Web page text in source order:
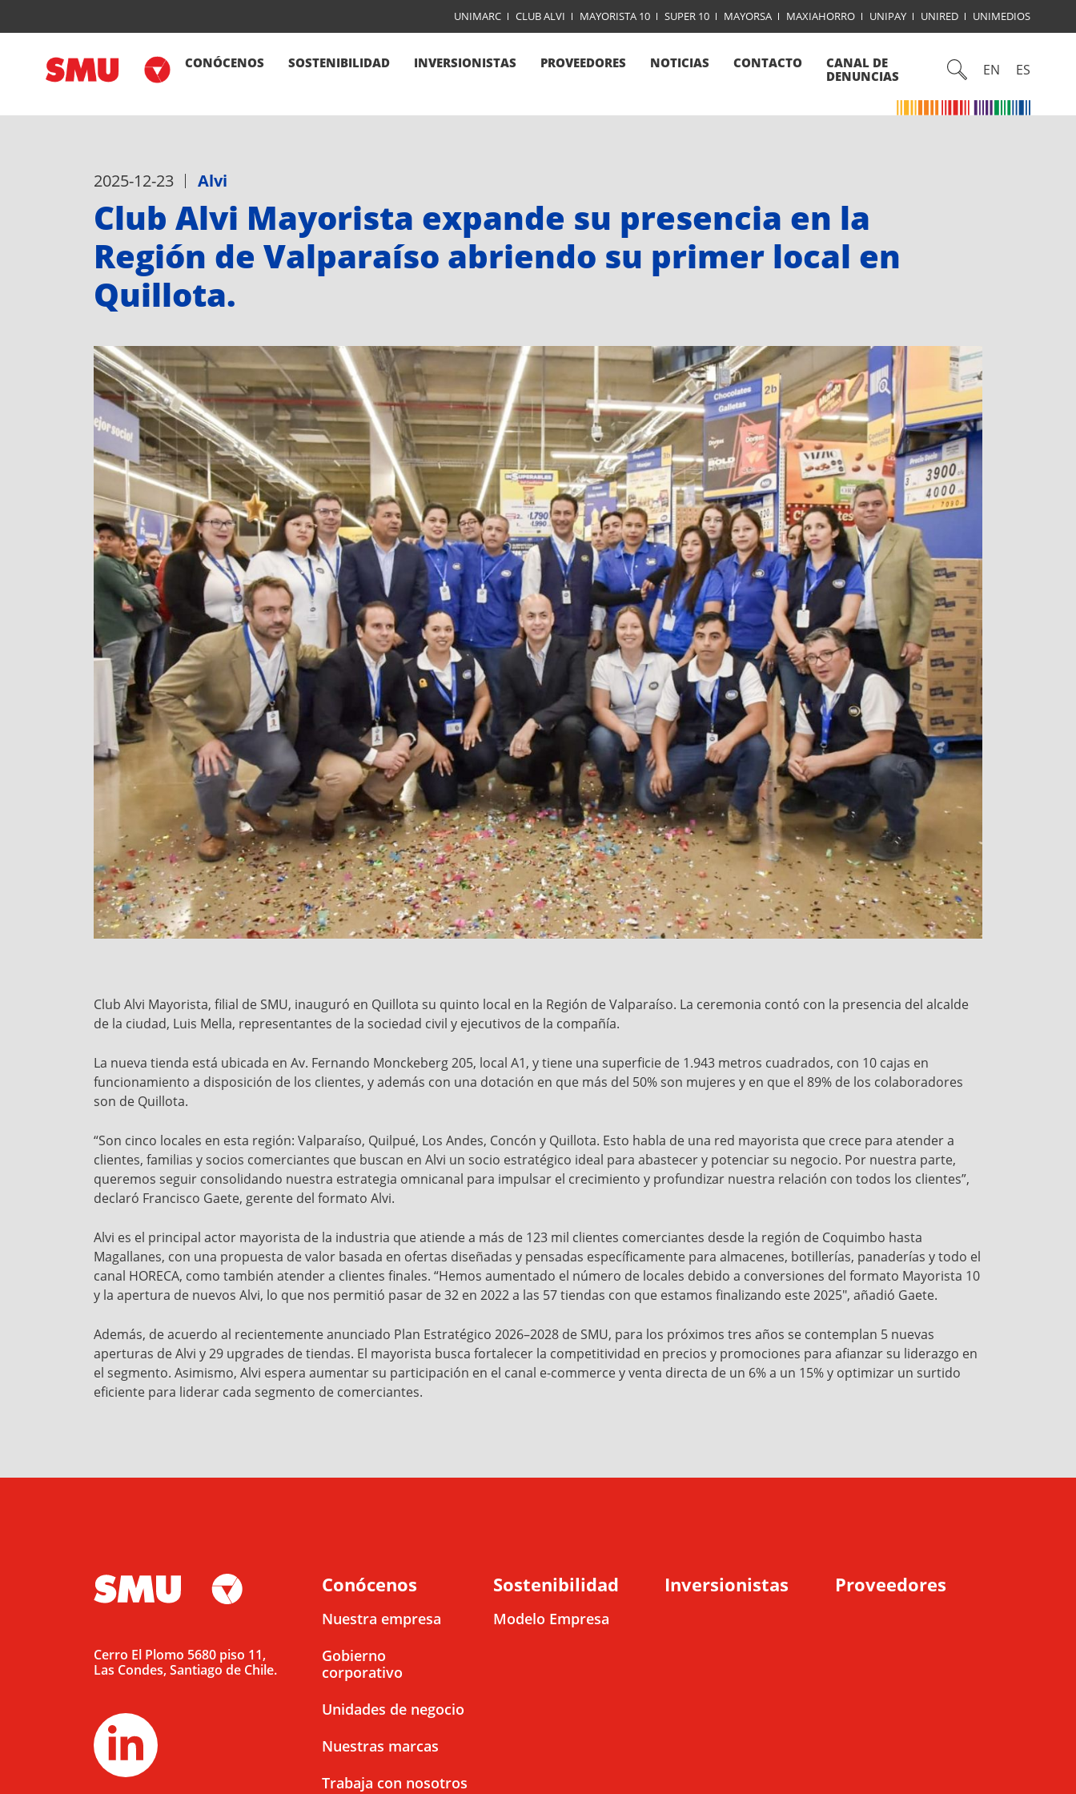
UNIMARC CLUB ALVI MAYORISTA 10 SUPER 10 MAYORSA MAXIAHORRO UNIPAY UNIRED UNIMEDIOS
CONÓCENOS SOSTENIBILIDAD INVERSIONISTAS PROVEEDORES NOTICIAS CONTACTO
CANAL DE
DENUNCIAS
EN ES
2025-12-23 Alvi
Club Alvi Mayorista expande su presencia en la
Región de Valparaíso abriendo su primer local en
Quillota.
Club Alvi Mayorista, filial de SMU, inauguró en Quillota su quinto local en la Región de Valparaíso. La ceremonia contó con la presencia del alcalde
de la ciudad, Luis Mella, representantes de la sociedad civil y ejecutivos de la compañía.
La nueva tienda está ubicada en Av. Fernando Monckeberg 205, local A1, y tiene una superficie de 1.943 metros cuadrados, con 10 cajas en
funcionamiento a disposición de los clientes, y además con una dotación en que más del 50% son mujeres y en que el 89% de los colaboradores
son de Quillota.
“Son cinco locales en esta región: Valparaíso, Quilpué, Los Andes, Concón y Quillota. Esto habla de una red mayorista que crece para atender a
clientes, familias y socios comerciantes que buscan en Alvi un socio estratégico ideal para abastecer y potenciar su negocio. Por nuestra parte,
queremos seguir consolidando nuestra estrategia omnicanal para impulsar el crecimiento y profundizar nuestra relación con todos los clientes”,
declaró Francisco Gaete, gerente del formato Alvi.
Alvi es el principal actor mayorista de la industria que atiende a más de 123 mil clientes comerciantes desde la región de Coquimbo hasta
Magallanes, con una propuesta de valor basada en ofertas diseñadas y pensadas específicamente para almacenes, botillerías, panaderías y todo el
canal HORECA, como también atender a clientes finales. “Hemos aumentado el número de locales debido a conversiones del formato Mayorista 10
y la apertura de nuevos Alvi, lo que nos permitió pasar de 32 en 2022 a las 57 tiendas con que estamos finalizando este 2025", añadió Gaete.
Además, de acuerdo al recientemente anunciado Plan Estratégico 2026–2028 de SMU, para los próximos tres años se contemplan 5 nuevas
aperturas de Alvi y 29 upgrades de tiendas. El mayorista busca fortalecer la competitividad en precios y promociones para afianzar su liderazgo en
el segmento. Asimismo, Alvi espera aumentar su participación en el canal e-commerce y venta directa de un 6% a un 15% y optimizar un surtido
eficiente para liderar cada segmento de comerciantes.
Cerro El Plomo 5680 piso 11,
Las Condes, Santiago de Chile.
Conócenos
Nuestra empresa
Gobierno
corporativo
Unidades de negocio
Nuestras marcas
Trabaja con nosotros
Sostenibilidad
Modelo Empresa
Inversionistas Proveedores